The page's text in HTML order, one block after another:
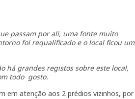
passam por ali, uma fonte muito
foi requalificado e o local ficou um
há grandes registos sobre este local,
todo gosto.
em atenção aos 2 prédios vizinhos, por